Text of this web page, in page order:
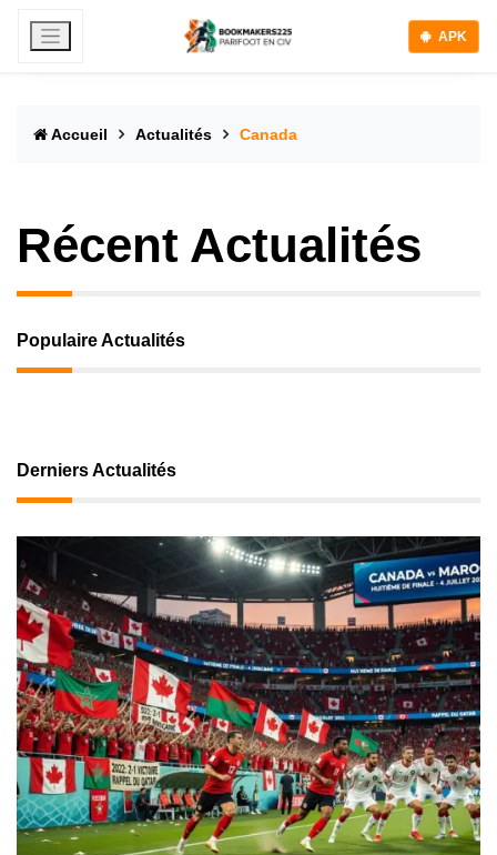
APK
Accueil Actualités Canada
Récent Actualités
Populaire Actualités
Derniers Actualités